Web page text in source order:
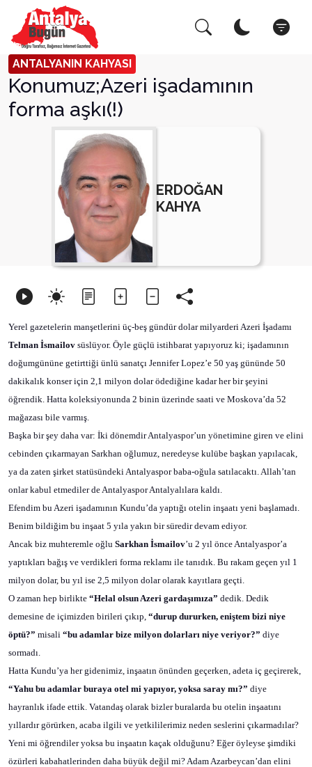
ANTALYANIN KAHYASI
Konumuz;Azeri işadamının
forma aşkı(!)
ERDOĞAN
KAHYA
Yerel gazetelerin manşetlerini üç-beş gündür dolar milyarderi Azeri İşadamı
Telman İsmailov süslüyor. Öyle güçlü istihbarat yapıyoruz ki; işadamının
doğumgününe getirttiği ünlü sanatçı Jennifer Lopez’e 50 yaş gününde 50
dakikalık konser için 2,1 milyon dolar ödediğine kadar her bir şeyini
öğrendik. Hatta koleksiyonunda 2 binin üzerinde saati ve Moskova’da 52
mağazası bile varmış.
Başka bir şey daha var: İki dönemdir Antalyaspor’un yönetimine giren ve elini
cebinden çıkarmayan Sarkhan oğlumuz, neredeyse kulübe başkan yapılacak,
ya da zaten şirket statüsündeki Antalyaspor baba-oğula satılacaktı. Allah’tan
onlar kabul etmediler de Antalyaspor Antalyalılara kaldı.
Efendim bu Azeri işadamının Kundu’da yaptığı otelin inşaatı yeni başlamadı.
Benim bildiğim bu inşaat 5 yıla yakın bir süredir devam ediyor.
Ancak biz muhteremle oğlu Sarkhan İsmailov’u 2 yıl önce Antalyaspor’a
yaptıkları bağış ve verdikleri forma reklamı ile tanıdık. Bu rakam geçen yıl 1
milyon dolar, bu yıl ise 2,5 milyon dolar olarak kayıtlara geçti.
O zaman hep birlikte “Helal olsun Azeri gardaşımıza” dedik. Dedik
demesine de içimizden birileri çıkıp, “durup dururken, eniştem bizi niye
öptü?” misali “bu adamlar bize milyon dolarları niye veriyor?” diye
sormadı.
Hatta Kundu’ya her gidenimiz, inşaatın önünden geçerken, adeta iç geçirerek,
“Yahu bu adamlar buraya otel mi yapıyor, yoksa saray mı?” diye
hayranlık ifade ettik. Vatandaş olarak bizler buralarda bu otelin inşaatını
yıllardır görürken, acaba ilgili ve yetkililerimiz neden seslerini çıkarmadılar?
Yeni mi öğrendiler yoksa bu inşaatın kaçak olduğunu? Eğer öyleyse şimdiki
özürleri kabahatlerinden daha büyük değil mi? Adam Azarbeycan’dan elini
Arama Yap! Kapat